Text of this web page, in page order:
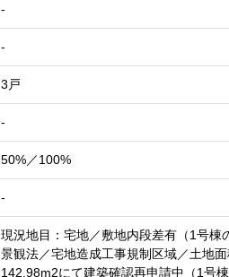
-
-
3戸
-
50%／100%
-
現況地目：宅地／敷地内段差有（1号棟
景観法／宅地造成工事規制区域／土地
142.98m2にて建築確認再申請中（1号